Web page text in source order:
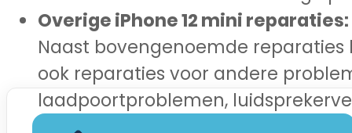
Overige iPhone 12 mini reparaties:
Naast bovengenoemde reparaties
ook reparaties voor andere
laadpoortproblemen,
meer. Onze deskundige technici